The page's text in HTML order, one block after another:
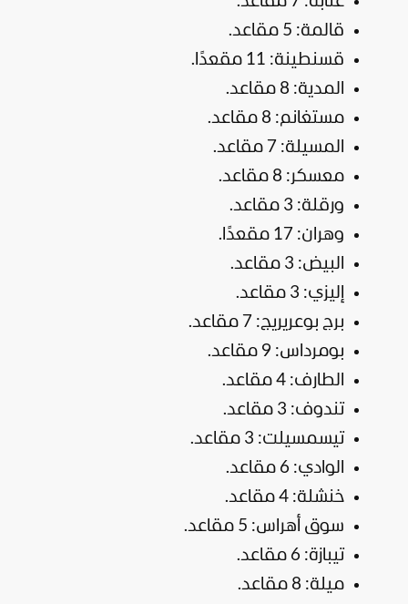
قالمة: 5 مقاعد.
قسنطينة: 11 مقعدًا.
المدية: 8 مقاعد.
مستغانم: 8 مقاعد.
المسيلة: 7 مقاعد.
معسكر: 8 مقاعد.
ورقلة: 3 مقاعد.
وهران: 17 مقعدًا.
البيض: 3 مقاعد.
إليزي: 3 مقاعد.
برج بوعريريج: 7 مقاعد.
بومرداس: 9 مقاعد.
الطارف: 4 مقاعد.
تندوف: 3 مقاعد.
تيسمسيلت: 3 مقاعد.
الوادي: 6 مقاعد.
خنشلة: 4 مقاعد.
سوق أهراس: 5 مقاعد.
تيبازة: 6 مقاعد.
ميلة: 8 مقاعد.